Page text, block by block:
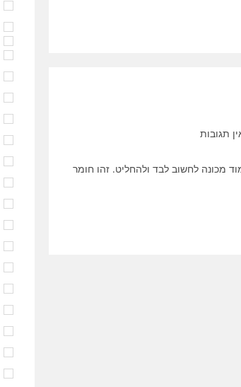
תגובות
מכונה לחשוב לבד ולהחליט. זהו חומר